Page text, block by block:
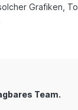
Grafiken,
Team.